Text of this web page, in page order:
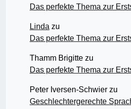
Das perfekte Thema zur
Linda zu
Das perfekte Thema zur
Thamm Brigitte zu
Das perfekte Thema zur
Peter Iversen-Schwier zu
Geschlechtergerechte